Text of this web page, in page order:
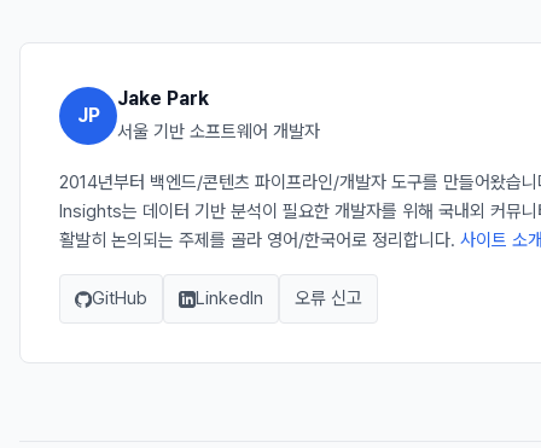
JP
Jake Park
서울 기반 소프트웨어 개발자
2014년부터 백엔드/콘텐츠 파이프라인/개발자 도구를 만들어왔습
Insights는 데이터 기반 분석이 필요한 개발자를 위해 국내외 커뮤
활발히 논의되는 주제를 골라 영어/한국어로 정리합니다. 사이트 소
GitHub LinkedIn 오류 신고